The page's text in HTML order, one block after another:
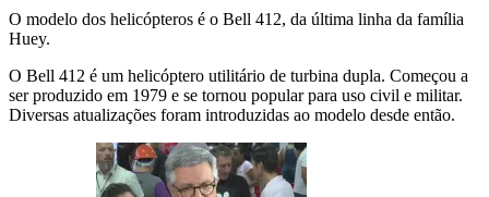
O modelo dos helicópteros é o Bell 412, da última linha da família
Huey.
O Bell 412 é um helicóptero utilitário de turbina dupla. Começou a
ser produzido em 1979 e se tornou popular para uso civil e militar.
Diversas atualizações foram introduzidas ao modelo desde então.